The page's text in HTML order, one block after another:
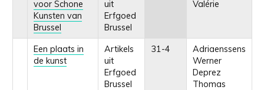
voor Schone
Kunsten van
Brussel
uit
Erfgoed
Brussel
Valérie
Een plaats in
de kunst
Artikels
uit
Erfgoed
Brussel
31-4
Adriaenssens
Werner
Deprez
Thomas